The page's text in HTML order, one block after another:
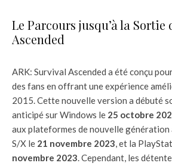
Le Parcours jusqu’à la Sortie
Ascended
ARK: Survival Ascended a été conçu
des fans en offrant une expérience
2015. Cette nouvelle version a débuté
anticipé sur Windows le 25 octobre
aux plateformes de nouvelle génération
S/X le 21 novembre 2023, et la
novembre 2023. Cependant, les